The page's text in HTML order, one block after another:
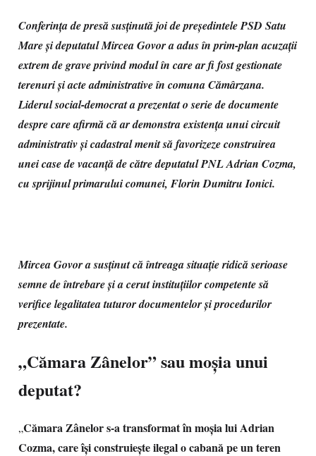
Conferința de presă susținută joi de președintele PSD Satu
Mare și deputatul Mircea Govor a adus în prim-plan acuzații
extrem de grave privind modul în care ar fi fost gestionate
terenuri și acte administrative în comuna Cămârzana.
Liderul social-democrat a prezentat o serie de documente
despre care afirmă că ar demonstra existența unui circuit
administrativ și cadastral menit să favorizeze construirea
unei case de vacanță de către deputatul PNL Adrian Cozma,
cu sprijinul primarului comunei, Florin Dumitru Ionici.
Mircea Govor a susținut că întreaga situație ridică serioase
semne de întrebare și a cerut instituțiilor competente să
verifice legalitatea tuturor documentelor și procedurilor
prezentate.
„Cămara Zânelor” sau moșia unui
deputat?
„Cămara Zânelor s-a transformat în moșia lui Adrian
Cozma, care își construiește ilegal o cabană pe un teren